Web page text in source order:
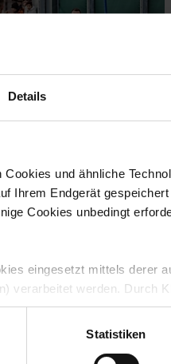
Details
und ähnliche
Ihrem Endgerät
Cookies unbedingt
eingesetzt mittels derer
verarbeitet werden. Durch
Cookies und der
Zwecke gem. § 25 Abs.
Statistiken